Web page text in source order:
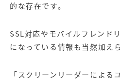
的な存在です。
SSL対応やモバイルフレンド
になっている情報も当然加え
「スクリーンリーダーによる